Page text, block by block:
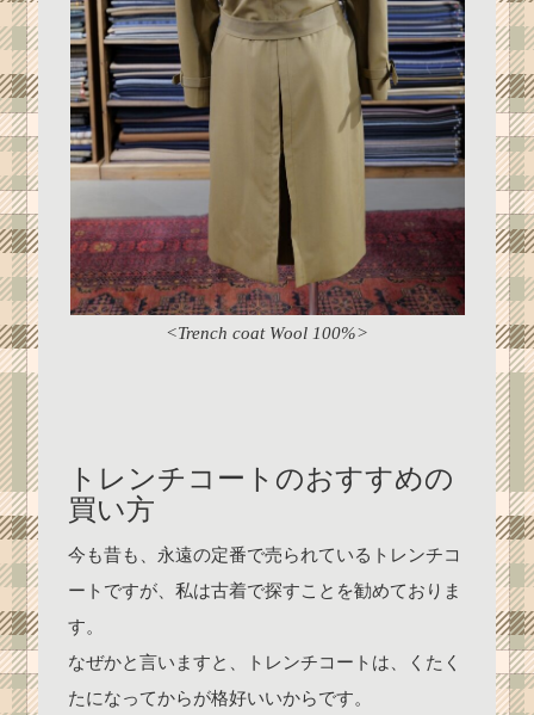
<Trench coat Wool 100%>
トレンチコートのおすすめの
買い方
今も昔も、永遠の定番で売られているトレンチコ
ートですが、私は古着で探すことを勧めておりま
す。
なぜかと言いますと、トレンチコートは、くたく
たになってからが格好いいからです。